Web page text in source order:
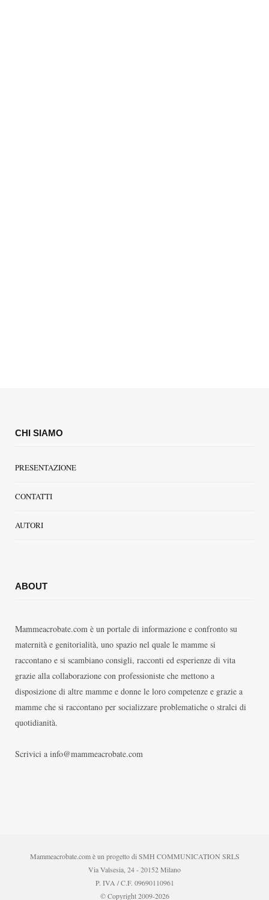
CHI SIAMO
PRESENTAZIONE
CONTATTI
AUTORI
ABOUT
Mammeacrobate.com è un portale di informazione e confronto su
maternità e genitorialità, uno spazio nel quale le mamme si
raccontano e si scambiano consigli, racconti ed esperienze di vita
grazie alla collaborazione con professioniste che mettono a
disposizione di altre mamme e donne le loro competenze e grazie a
mamme che si raccontano per socializzare problematiche o stralci di
quotidianità.
Scrivici a info@mammeacrobate.com
Mammeacrobate.com è un progetto di SMH COMMUNICATION SRLS
Via Valsesia, 24 - 20152 Milano
P. IVA / C.F. 09690110961
© Copyright 2009-2026